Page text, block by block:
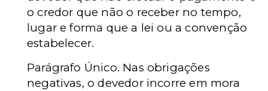
o credor que não o receber no tempo,
lugar e forma que a lei ou a convenção
estabelecer.
Parágrafo Único. Nas obrigações
negativas, o devedor incorre em mora